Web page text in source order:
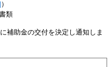
）
類
補助金の交付を決定し通知しま